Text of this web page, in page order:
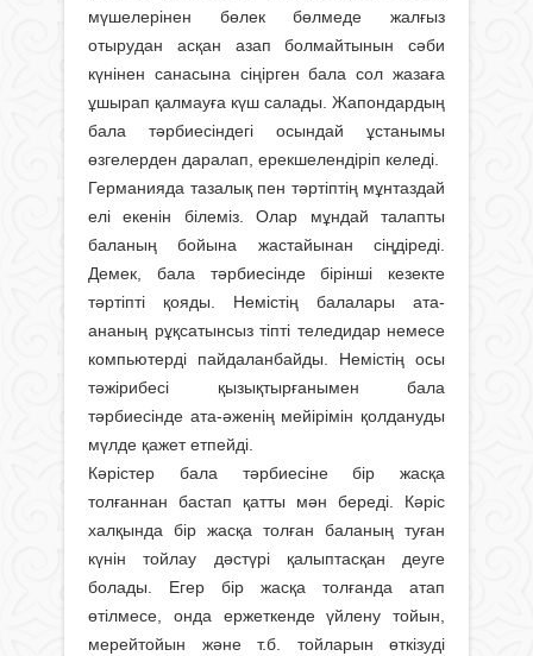
мүшелерiнен бөлек бөлмеде жалғыз
отырудан асқан азап болмайтынын сәби
күнiнен санасына сiңiрген бала сол жазаға
ұшырап қалмауға күш салады. Жапондардың
бала тәрбиесіндегі осындай ұстанымы
өзгелерден даралап, ерекшелендіріп келеді.
Германияда тазалық пен тәртіптің мұнтаздай
елі екенін білеміз. Олар мұндай талапты
баланың бойына жастайынан сіңдіреді.
Демек, бала тәрбиесінде бірінші кезекте
тәртіпті қояды. Немістің балалары ата-
ананың рұқсатынсыз тіпті теледидар немесе
компьютерді пайдаланбайды. Немістің осы
тәжірибесі қызықтырғанымен бала
тәрбиесінде ата-әженің мейірімін қолдануды
мүлде қажет етпейді.
Кәрістер бала тәрбиесіне бір жасқа
толғаннан бастап қатты мән береді. Кәріс
халқында бір жасқа толған баланың туған
күнін тойлау дәстүрі қалыптасқан деуге
болады. Егер бір жасқа толғанда атап
өтілмесе, онда ержеткенде үйлену тойын,
мерейтойын және т.б. тойларын өткізуді